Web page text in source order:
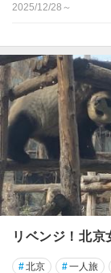
2025/12/28～
リベンジ！北
#北京 #一人旅